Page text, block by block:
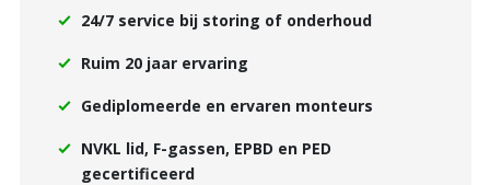
24/7 service bij storing of onderhoud
Ruim 20 jaar ervaring
Gediplomeerde en ervaren monteurs
NVKL lid, F-gassen, EPBD en PED
gecertificeerd